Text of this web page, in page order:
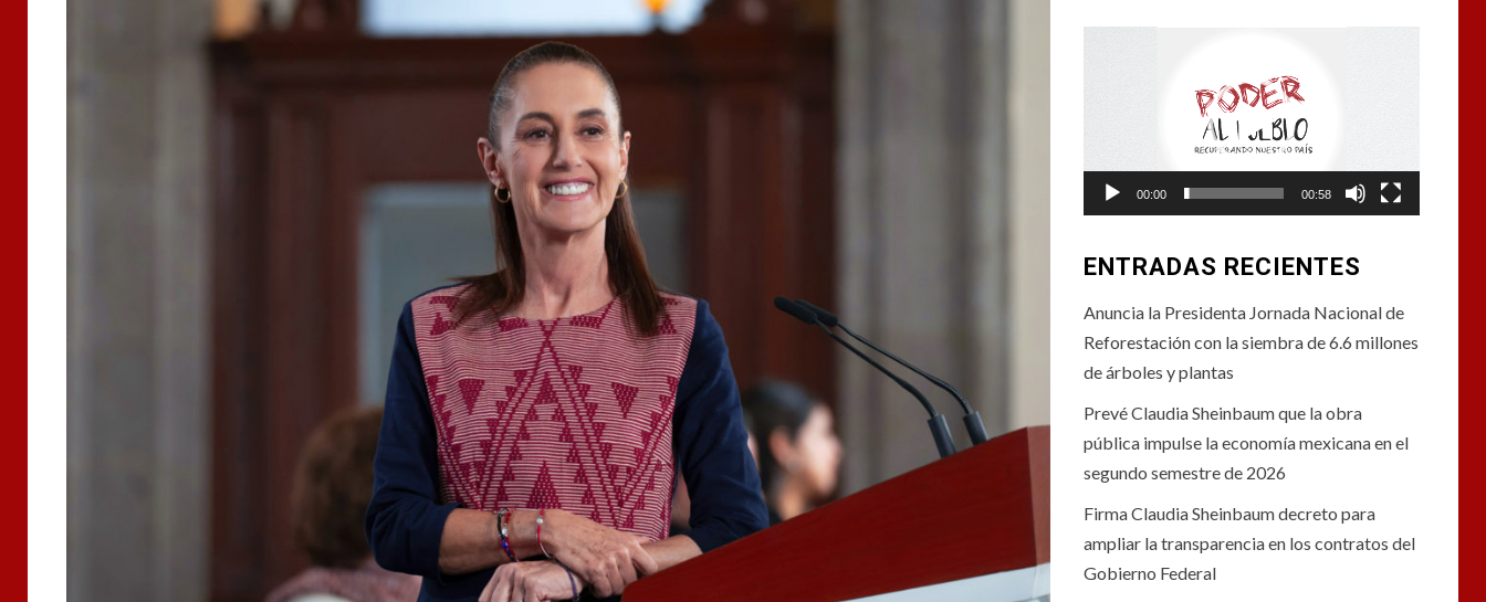
00:00 00:58
ENTRADAS RECIENTES
Anuncia la Presidenta Jornada Nacional de
Reforestación con la siembra de 6.6 millones
de árboles y plantas
Prevé Claudia Sheinbaum que la obra
pública impulse la economía mexicana en el
segundo semestre de 2026
Firma Claudia Sheinbaum decreto para
ampliar la transparencia en los contratos del
Gobierno Federal